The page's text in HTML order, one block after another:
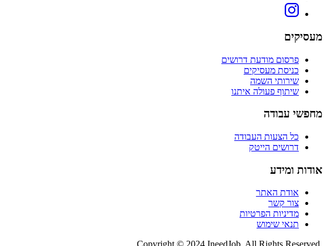
מעסיקים
פרסום מודעת דרושים
כניסת מעסיקים
שירותי השמה
שיתוף פעולה איתנו
מחפשי עבודה
כל הצעות העבודה
דרושים הייטק
אודות ומידע
אודת האתר
צור קשר
מדיניות הפרטיות
תנאי שימוש